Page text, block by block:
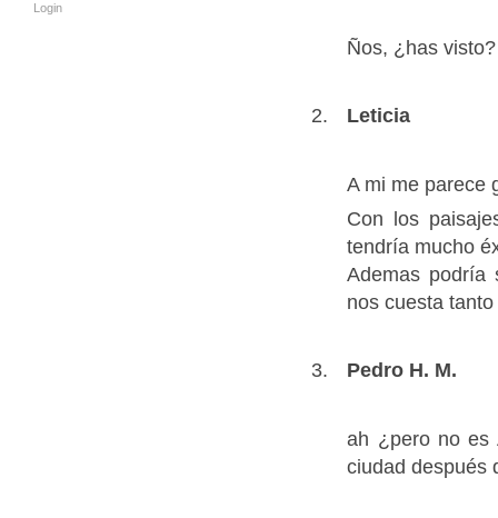
Ños, ¿has
Leticia
A mi me parece
Con los
tendría mucho
Ademas podría
nos cuesta
Pedro H. M.
ah ¿pero no es
ciudad después
Login